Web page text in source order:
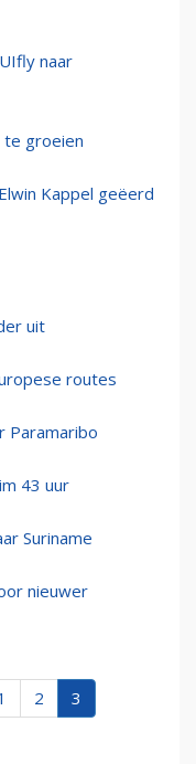
naar
te groeien
Kappel geëerd
uit
routes
Paramaribo
43 uur
Suriname
nieuwer
2 3